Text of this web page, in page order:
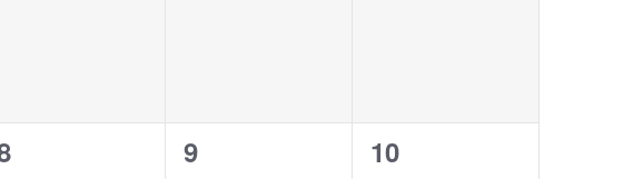
0
9
0
10